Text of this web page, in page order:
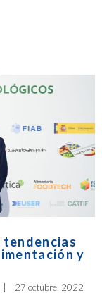
tendencias
y